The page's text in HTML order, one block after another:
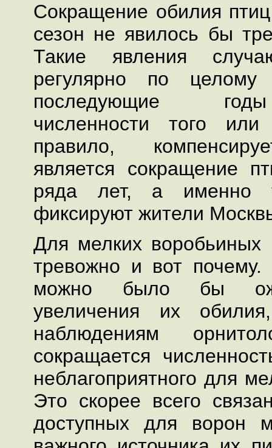
Сокращение обилия
сезон не явилось бы
Такие явления
регулярно по
последующие
численности того
правило,
является сокращение
ряда лет, а именно
фиксируют жители
Для мелких воробьиных
тревожно и вот
можно было бы
увеличения их
наблюдениям
сокращается
неблагоприятного для
Это скорее всего
доступных для ворон